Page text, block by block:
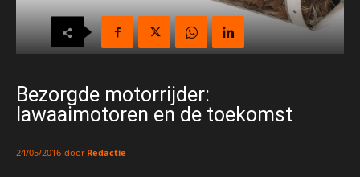
Bezorgde motorrijder:
lawaaimotoren en de toekomst
24/05/2016 door Redactie